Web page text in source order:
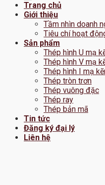
Trang chủ
Giới thiệu
Tầm nhìn doanh
Tiêu chí hoạt
Sản phẩm
Thép hình U mạ
Thép hình V mạ
Thép hình I mạ
Thép tròn trơn
Thép vuông đặc
Thép ray
Thép bản mã
Tin tức
Đăng ký đại lý
Liên hệ